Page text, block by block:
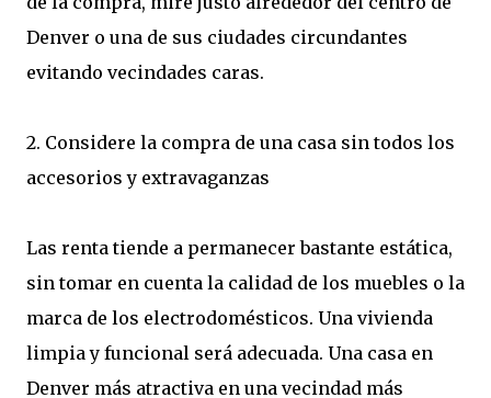
Denver o una de sus ciudades circundantes
evitando vecindades caras.
2. Considere la compra de una casa sin todos los
accesorios y extravaganzas
Las renta tiende a permanecer bastante estática,
sin tomar en cuenta la calidad de los muebles o la
marca de los electrodomésticos. Una vivienda
limpia y funcional será adecuada. Una casa en
Denver más atractiva en una vecindad más